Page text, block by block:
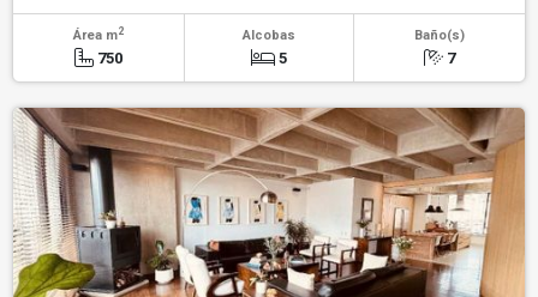
Área m2
750
Alcobas
5
Baño(s)
7